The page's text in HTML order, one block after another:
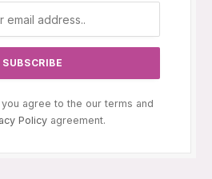
agree to the our terms and
Policyagreement.